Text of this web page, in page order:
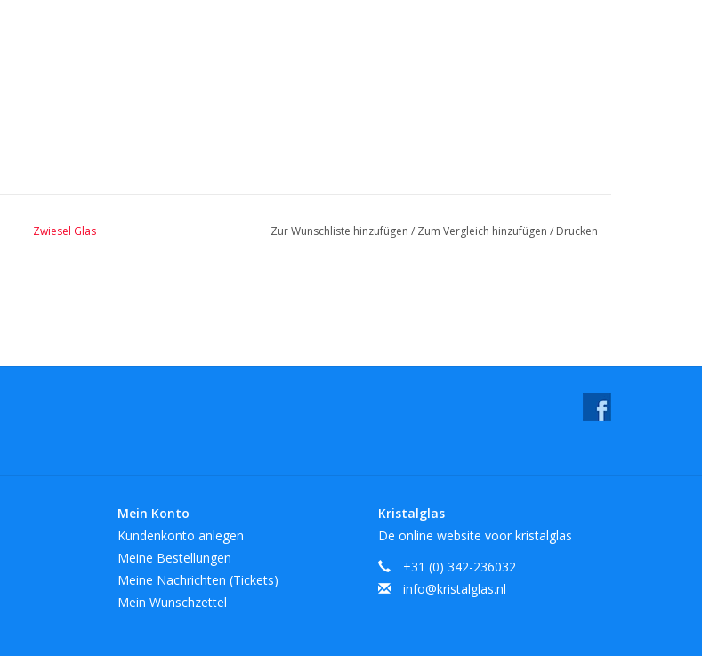
Zwiesel Glas Zur Wunschliste hinzufügen / Zum Vergleich hinzufügen / Drucken
Mein Konto
Kundenkonto anlegen
Meine Bestellungen
Meine Nachrichten (Tickets)
Mein Wunschzettel
Kristalglas
De online website voor kristalglas
+31 (0) 342-236032
info@kristalglas.nl